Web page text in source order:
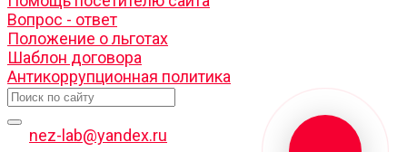
Вопрос - ответ
Положение о льготах
Шаблон договора
Антикоррупционная политика
nez-lab@yandex.ru